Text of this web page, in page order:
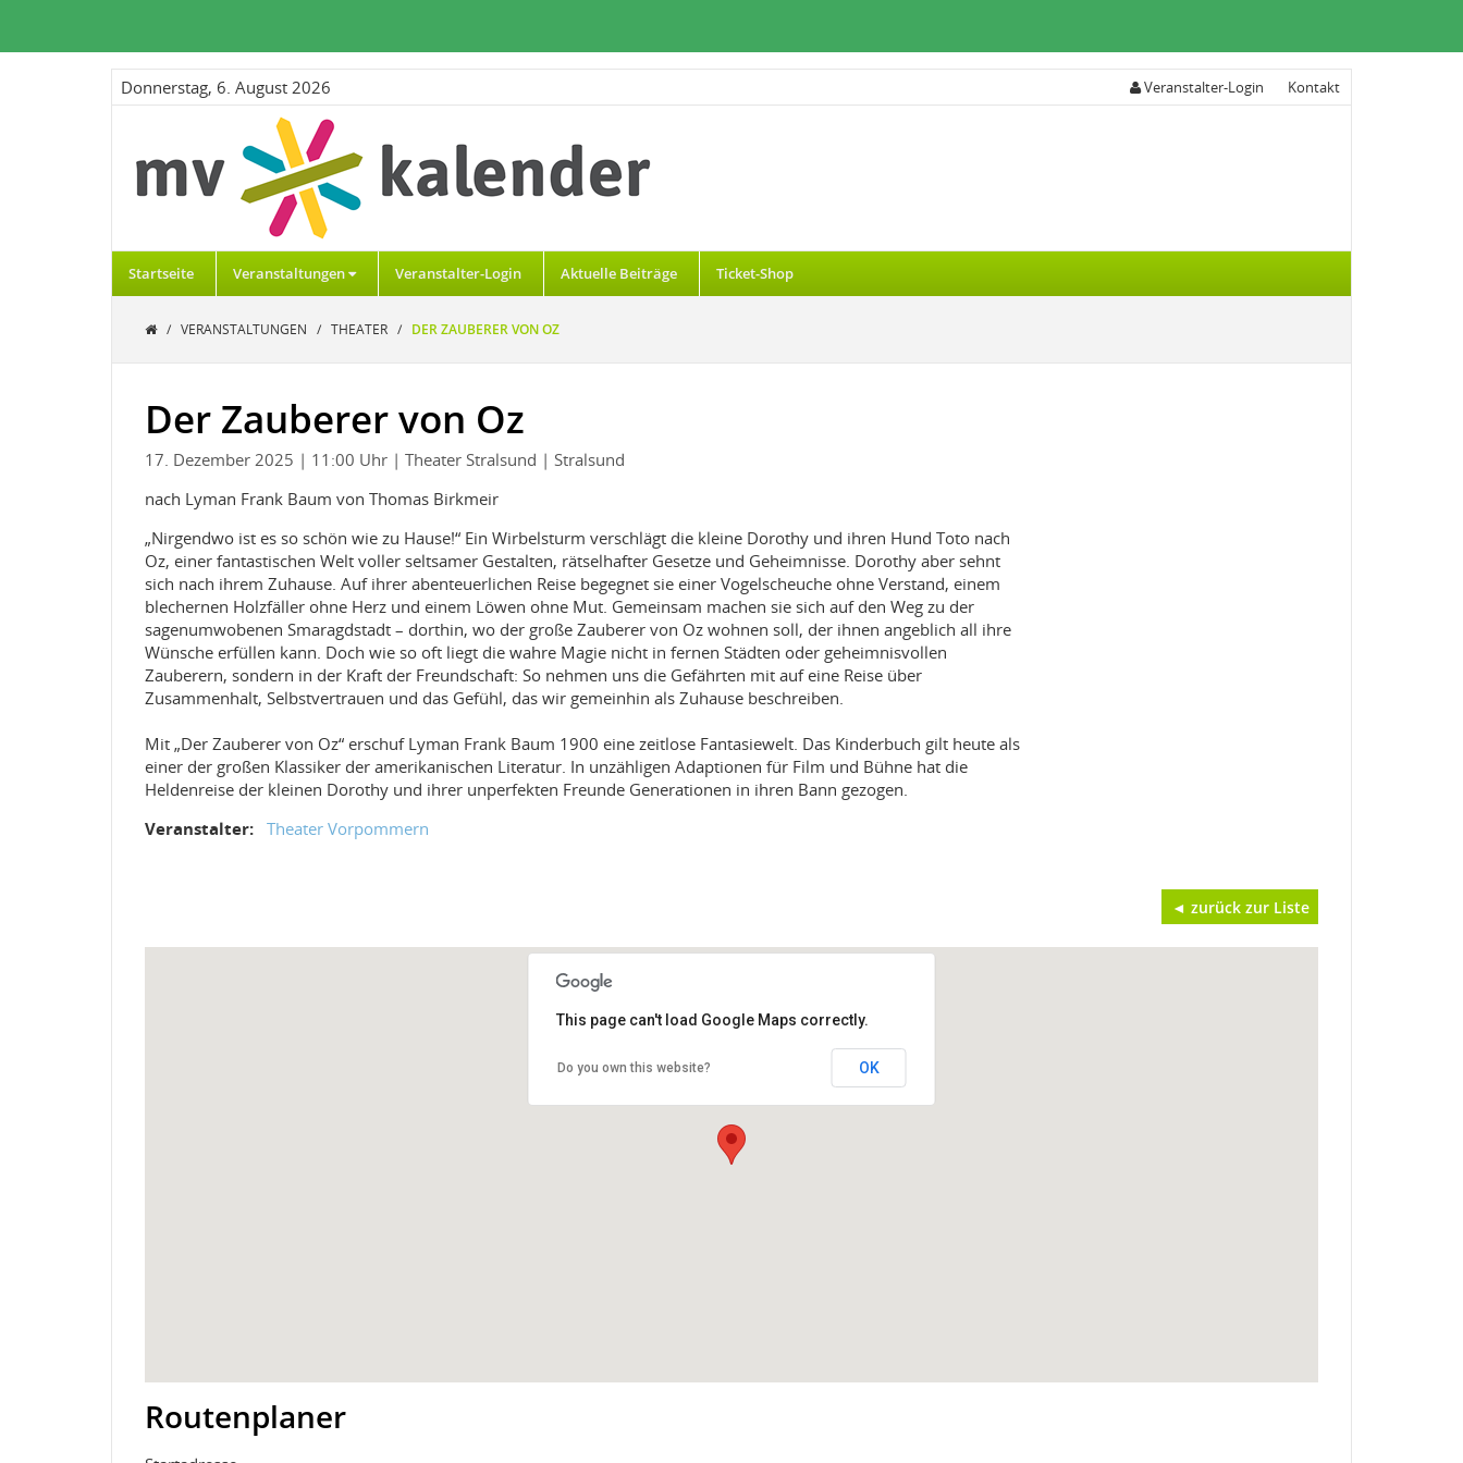
Donnerstag, 6. August 2026 Veranstalter-Login Kontakt
Startseite Veranstaltungen Veranstalter-Login Aktuelle Beiträge Ticket-Shop
/ VERANSTALTUNGEN / THEATER / DER ZAUBERER VON OZ
Der Zauberer von Oz
17. Dezember 2025 | 11:00 Uhr | Theater Stralsund | Stralsund
nach Lyman Frank Baum von Thomas Birkmeir
„Nirgendwo ist es so schön wie zu Hause!“ Ein Wirbelsturm verschlägt die kleine Dorothy und ihren Hund Toto nach
Oz, einer fantastischen Welt voller seltsamer Gestalten, rätselhafter Gesetze und Geheimnisse. Dorothy aber sehnt
sich nach ihrem Zuhause. Auf ihrer abenteuerlichen Reise begegnet sie einer Vogelscheuche ohne Verstand, einem
blechernen Holzfäller ohne Herz und einem Löwen ohne Mut. Gemeinsam machen sie sich auf den Weg zu der
sagenumwobenen Smaragdstadt – dorthin, wo der große Zauberer von Oz wohnen soll, der ihnen angeblich all ihre
Wünsche erfüllen kann. Doch wie so oft liegt die wahre Magie nicht in fernen Städten oder geheimnisvollen
Zauberern, sondern in der Kraft der Freundschaft: So nehmen uns die Gefährten mit auf eine Reise über
Zusammenhalt, Selbstvertrauen und das Gefühl, das wir gemeinhin als Zuhause beschreiben.
Mit „Der Zauberer von Oz“ erschuf Lyman Frank Baum 1900 eine zeitlose Fantasiewelt. Das Kinderbuch gilt heute als
einer der großen Klassiker der amerikanischen Literatur. In unzähligen Adaptionen für Film und Bühne hat die
Heldenreise der kleinen Dorothy und ihrer unperfekten Freunde Generationen in ihren Bann gezogen.
Veranstalter: Theater Vorpommern
◄ zurück zur Liste
This page can't load Google Maps correctly.
Do you own this website? OK
Routenplaner